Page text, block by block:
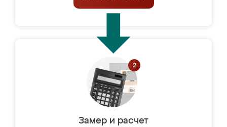
Замер и расчет